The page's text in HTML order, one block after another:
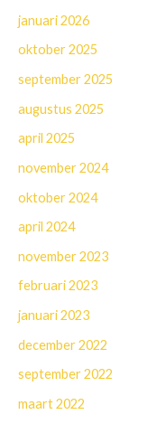
januari 2026
oktober 2025
september 2025
augustus 2025
april 2025
november 2024
oktober 2024
april 2024
november 2023
februari 2023
januari 2023
december 2022
september 2022
maart 2022